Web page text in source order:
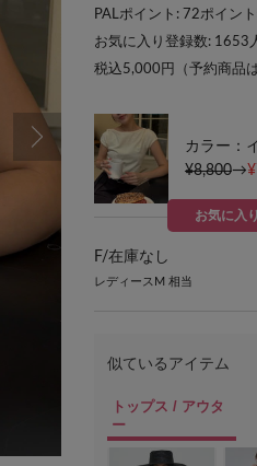
PALポイント: 72ポイント
お気に入り登録数: 1653
税込5,000円（予約商品
カラー：
¥8,800→
F/在庫なし
レディースM 相当
お気に入